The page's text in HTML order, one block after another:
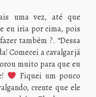
uma vez, até que
eu iria por cima, pois
também ?. “Dessa
Comecei a cavalgar já
muito para que eu
Fiquei um pouco
crente que ele